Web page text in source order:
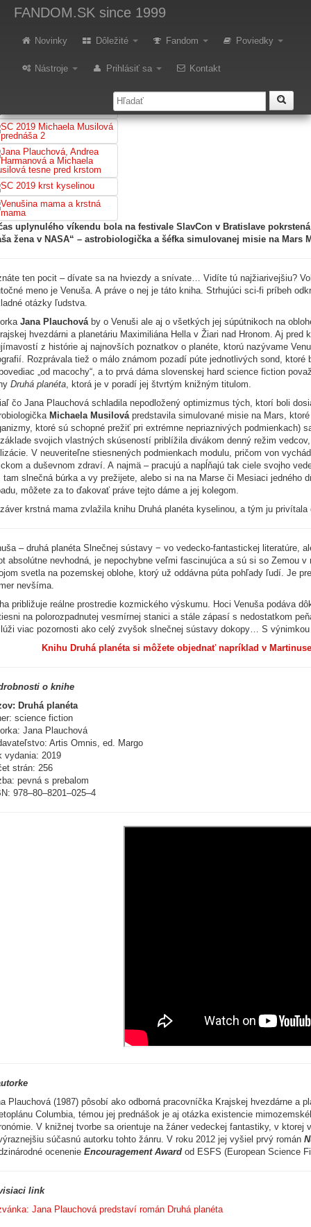
FANDOM.SK since 1999
Novinky Dôležité Fandom Poviedky
Nástroje Prihlásiť sa Kontakt
Druhá planéta od Jany
Musilová
uplynulého víkendu bola na festivale SlavCon v Bratislave
žena v NASA“ – astrobiologička a šéfka simulovanej misie na Mars
ten pocit – dívate sa na hviezdy a snívate… Vidíte tú najžiarivejšiu?
meno je Venuša. A práve o nej je táto kniha. Strhujúci sci-fi príbeh
otázky ľudstva.
Jana Plauchováby o Venuši ale aj o všetkých jej súpútnikoch na
hvezdárni a planetáriu Maximiliána Hella v Žiari nad Hronom. Aj
z histórie aj najnovších poznatkov o planéte, ktorú nazývame
Rozprávala tiež o málo známom pozadí púte jednotlivých sond,
„od macochy“, a to prvá dáma slovenskej hard science fiction
Druhá planéta, ktorá je v poradí jej štvrtým knižným titulom.
čo Jana Plauchová schladila nepodložený optimizmus tých, ktorí boli
Michaela Musilovápredstavila simulované misie na Mars,
ktoré sú schopné prežiť pri extrémne nepriaznivých
svojich vlastných skúseností priblížila divákom denný režim
V neuveriteľne stiesnených podmienkach modulu, pričom von
a duševnom zdraví. A najmä – pracujú a napĺňajú tak ciele svojho
tam slnečná búrka a vy prežijete, alebo si na na Marse či Mesiaci
môžete za to ďakovať práve tejto dáme a jej kolegom.
krstná mama zvlažila knihu Druhá planéta kyselinou, a tým ju
– druhá planéta Slnečnej sústavy − vo vedecko-fantastickej literatúre,
absolútne nevhodná, je nepochybne veľmi fascinujúca a sú si so Zemou
svetla na pozemskej oblohe, ktorý už oddávna púta pohľady ľudí. Je
nevšíma.
približuje reálne prostredie kozmického výskumu. Hoci Venuša podáva
na polorozpadnutej vesmírnej stanici a stále zápasí s nedostatkom
viac pozornosti ako celý zvyšok slnečnej sústavy dokopy… S
Knihu Druhá planéta si môžete objednať napríklad v
o knihe
Druhá planéta
science fiction
Jana Plauchová
Artis Omnis, ed. Margo
vydania: 2019
strán: 256
pevná s prebalom
978–80–8201–025–4
Plauchová (1987) pôsobí ako odborná pracovníčka Krajskej hvezdárne a
Columbia, témou jej prednášok je aj otázka existencie
V knižnej tvorbe sa orientuje na žáner vedeckej fantastiky, v
súčasnú autorku tohto žánru. V roku 2012 jej vyšiel prvý román
ocenenie Encouragement Award od ESFS (European Science
link
Jana Plauchová predstaví román Druhá planéta